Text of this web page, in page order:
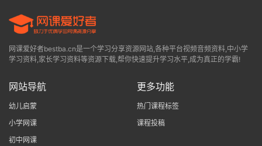
网课爱好者bestba.cn是一个学习分享资源网站,各种平台视频音频资料,中小学
学习资料,家长学习资料等资源下载,帮你快速提升学习水平,成为真正的学霸!
网站导航
幼儿启蒙
小学网课
初中网课
更多功能
热门课程标签
课程投稿